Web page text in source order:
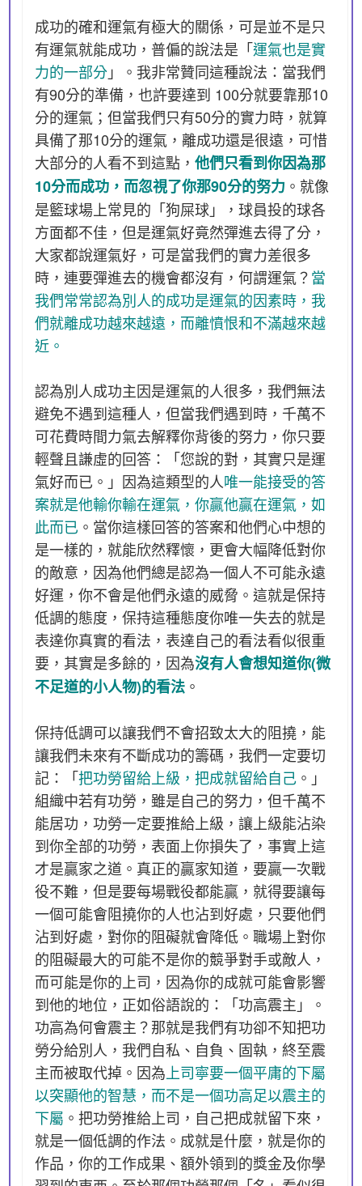
成功的確和運氣有極大的關係，可是並不是只
有運氣就能成功，普偏的說法是「運氣也是實
力的一部分」。我非常贊同這種說法：當我們
有90分的準備，也許要達到 100分就要靠那10
分的運氣；但當我們只有50分的實力時，就算
具備了那10分的運氣，離成功還是很遠，可惜
大部分的人看不到這點，他們只看到你因為那
10分而成功，而忽視了你那90分的努力 。就像
是籃球場上常見的「狗屎球」，球員投的球各
方面都不佳，但是運氣好竟然彈進去得了分，
大家都說運氣好，可是當我們的實力差很多
時，連要彈進去的機會都沒有，何謂運氣？當
我們常常認為別人的成功是運氣的因素時，我
們就離成功越來越遠，而離憤恨和不滿越來越
近。
認為別人成功主因是運氣的人很多，我們無法
避免不遇到這種人，但當我們遇到時，千萬不
可花費時間力氣去解釋你背後的努力，你只要
輕聲且謙虛的回答：「您說的對，其實只是運
氣好而已。」因為這類型的人唯一能接受的答
案就是他輸你輸在運氣，你贏他贏在運氣，如
此而已 。當你這樣回答的答案和他們心中想的
是一樣的，就能欣然釋懷，更會大幅降低對你
的敵意，因為他們總是認為一個人不可能永遠
好運，你不會是他們永遠的威脅。這就是保持
低調的態度，保持這種態度你唯一失去的就是
表達你真實的看法，表達自己的看法看似很重
要，其實是多餘的，因為沒有人會想知道你(微
不足道的小人物)的看法 。
保持低調可以讓我們不會招致太大的阻撓，能
讓我們未來有不斷成功的籌碼，我們一定要切
記：「把功勞留給上級，把成就留給自己 。」
組織中若有功勞，雖是自己的努力，但千萬不
能居功，功勞一定要推給上級，讓上級能沾染
到你全部的功勞，表面上你損失了，事實上這
才是贏家之道。真正的贏家知道，要贏一次戰
役不難，但是要每場戰役都能贏，就得要讓每
一個可能會阻撓你的人也沾到好處，只要他們
沾到好處，對你的阻礙就會降低。職場上對你
的阻礙最大的可能不是你的競爭對手或敵人，
而可能是你的上司，因為你的成就可能會影響
到他的地位，正如俗語說的：「功高震主」。
功高為何會震主？那就是我們有功卻不知把功
勞分給別人，我們自私、自負、固執，終至震
主而被取代掉。因為 上司寧要一個平庸的下屬
以突顯他的智慧，而不是一個功高足以震主的
下屬 。把功勞推給上司，自己把成就留下來，
就是一個低調的作法。成就是什麼，就是你的
作品，你的工作成果、額外領到的獎金及你學